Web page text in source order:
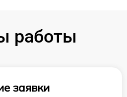
работы
заявки